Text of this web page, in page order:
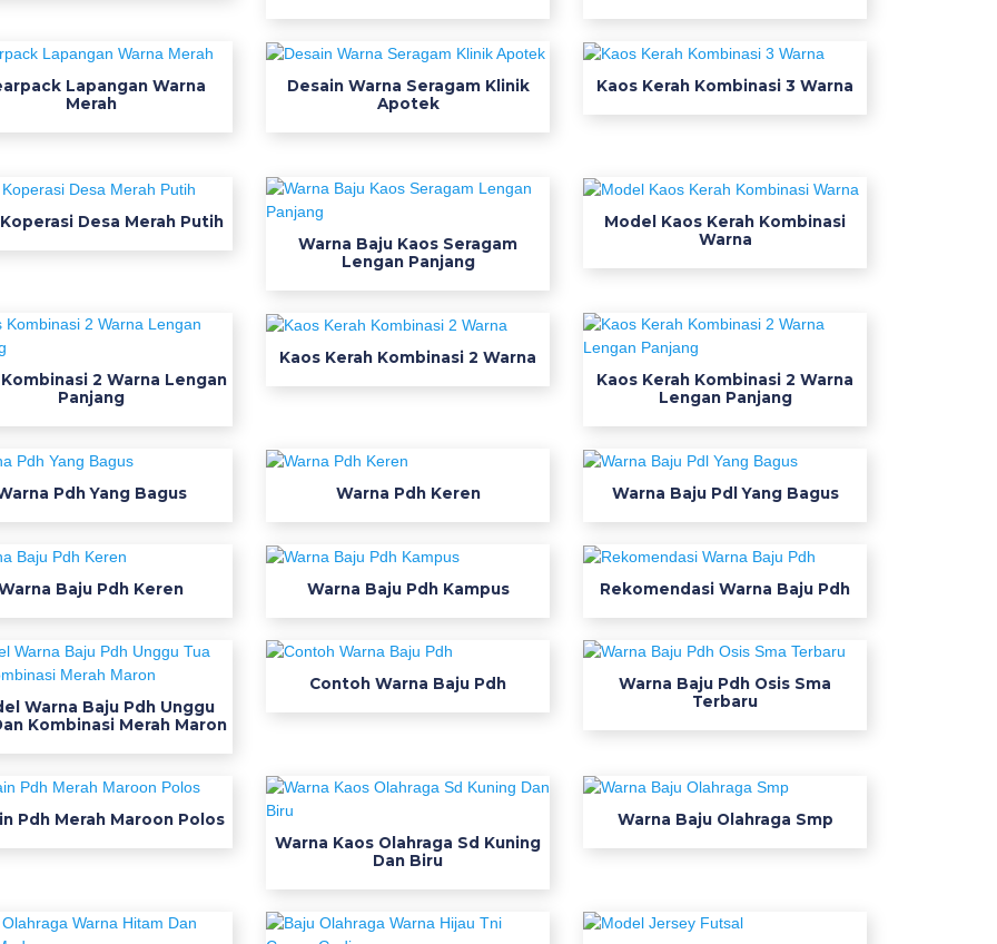
Lapangan Warna
Merah
Desain Warna Seragam Klinik
Apotek
Kaos Kerah Kombinasi 3 Warna
Desa Merah Putih
Warna Baju Kaos Seragam
Lengan Panjang
Model Kaos Kerah Kombinasi
Warna
2 Warna Lengan
Panjang
Kaos Kerah Kombinasi 2 Warna
Kaos Kerah Kombinasi 2 Warna
Lengan Panjang
Pdh Yang Bagus Warna Pdh Keren Warna Baju Pdl Yang Bagus
Baju Pdh Keren Warna Baju Pdh Kampus Rekomendasi Warna Baju Pdh
Warna Baju Pdh Unggu
Kombinasi Merah Maron
Contoh Warna Baju Pdh
Warna Baju Pdh Osis Sma
Terbaru
Pdh Merah Maroon Polos
Warna Kaos Olahraga Sd Kuning
Dan Biru
Warna Baju Olahraga Smp